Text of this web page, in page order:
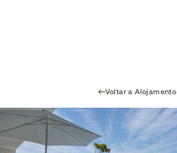
Voltar a Alojamento